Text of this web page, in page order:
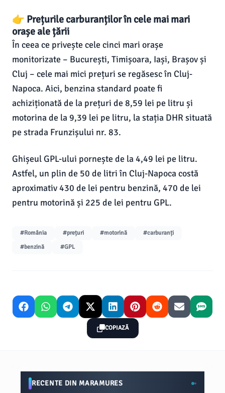
👉 Prețurile carburanților în cele mai mari
orașe ale țării
În ceea ce privește cele cinci mari orașe
monitorizate – București, Timișoara, Iași, Brașov și
Cluj – cele mai mici prețuri se regăsesc în Cluj-
Napoca. Aici, benzina standard poate fi
achiziționată de la prețuri de 8,59 lei pe litru și
motorina de la 9,39 lei pe litru, la stația DHR situată
pe strada Frunzișului nr. 83.
Ghișeul GPL-ului pornește de la 4,49 lei pe litru.
Astfel, un plin de 50 de litri în Cluj-Napoca costă
aproximativ 430 de lei pentru benzină, 470 de lei
pentru motorină și 225 de lei pentru GPL.
#România #prețuri #motorină
#carburanți
#benzină
#GPL
COPIAZĂ
RECENTE DIN MARAMURES